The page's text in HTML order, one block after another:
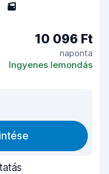
5
10 096 Ft
naponta
Ingyenes lemondás